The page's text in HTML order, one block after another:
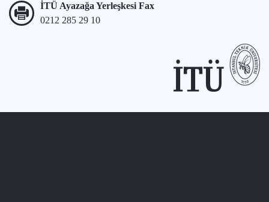
İTÜ Ayazağa Yerleşkesi Fax
0212 285 29 10